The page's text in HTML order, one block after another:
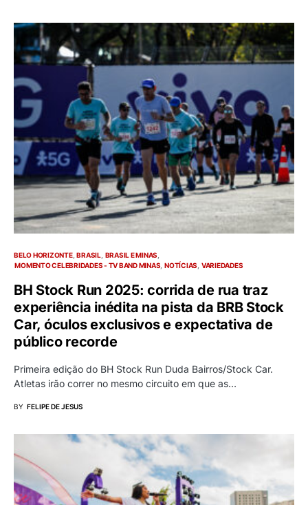
BELO HORIZONTE BRASIL BRASIL E MINAS
MOMENTO CELEBRIDADES - TV BAND MINAS NOTÍCIAS VARIEDADES
BH Stock Run 2025: corrida de rua traz
experiência inédita na pista da BRB Stock
Car, óculos exclusivos e expectativa de
público recorde
Primeira edição do BH Stock Run Duda Bairros/Stock Car.
Atletas irão correr no mesmo circuito em que as…
BY FELIPE DE JESUS